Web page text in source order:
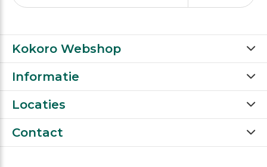
Kokoro Webshop
Informatie
Locaties
Contact